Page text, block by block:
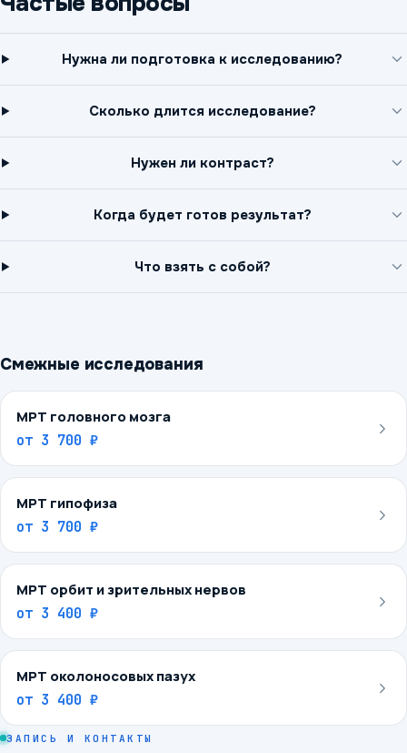
Нужна ли подготовка к исследованию?
Сколько длится исследование?
Нужен ли контраст?
Когда будет готов результат?
Что взять с собой?
Смежные исследования
МРТ головного мозга
от 3 700 ₽
МРТ гипофиза
от 3 700 ₽
МРТ орбит и зрительных нервов
от 3 400 ₽
МРТ околоносовых пазух
от 3 400 ₽
ЗАПИСЬ И КОНТАКТЫ